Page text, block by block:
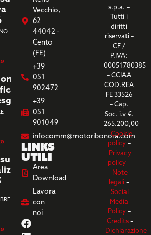
Vecchio,
62
44042 -
Cento
(FE)
+39
051
902472
+39
051
901049
infocomm@motoribonora.com
Links
utili
Area
Download
Lavora
con
noi
s.p.a. –
Tutti i
diritti
riservati –
CF /
P.IVA:
00051780385
– CCIAA
COD.REA
FE 33526
– Cap.
Soc. i.v €.
265.200,00
–Cookie
policy–
Privacy
policy–
Note
legali –
Social
Media
Policy–
Credits–
Dichiarazione